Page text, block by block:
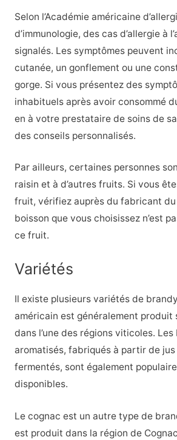
Selon l’Académie américaine
d’immunologie, des cas d’allergie à
signalés. Les symptômes peuvent
cutanée, un gonflement ou une
gorge. Si vous présentez des
inhabituels après avoir consommé
en à votre prestataire de soins de
des conseils personnalisés.
Par ailleurs, certaines personnes
raisin et à d’autres fruits. Si vous
fruit, vérifiez auprès du fabricant
boisson que vous choisissez n’est
ce fruit.
Variétés
Il existe plusieurs variétés de
américain est généralement produit
dans l’une des régions viticoles.
aromatisés, fabriqués à partir de
fermentés, sont également
disponibles.
Le cognac est un autre type de
est produit dans la région de